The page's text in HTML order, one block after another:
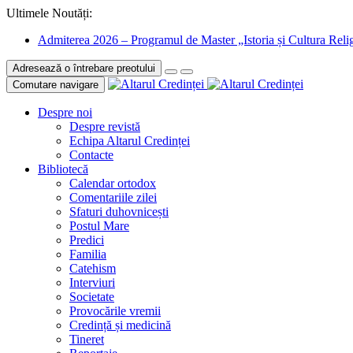
Ultimele Noutăți:
Admiterea 2026 – Programul de Master „Istoria și Cultura
Adresează o întrebare preotului
Comutare navigare
Despre noi
Despre revistă
Echipa Altarul Credinței
Contacte
Bibliotecă
Calendar ortodox
Comentariile zilei
Sfaturi duhovnicești
Postul Mare
Predici
Familia
Catehism
Interviuri
Societate
Provocările vremii
Credință și medicină
Tineret